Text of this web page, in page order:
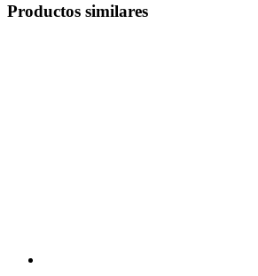
Productos similares